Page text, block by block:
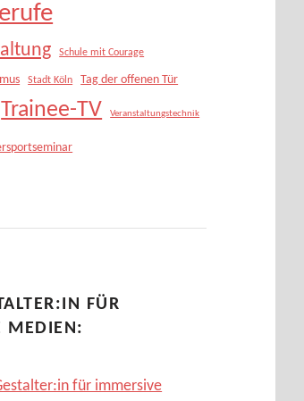
Schule mit Courage
Stadt Köln Tag der offenen Tür
Trainee-TV Veranstaltungstechnik
FÜR
MEDIEN: